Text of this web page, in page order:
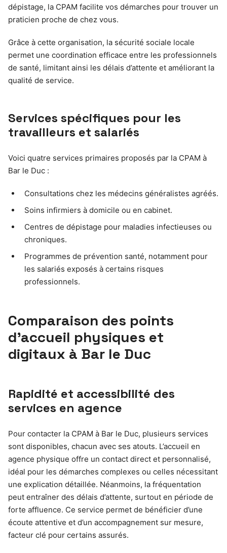
dépistage, la CPAM facilite vos démarches pour trouver un
praticien proche de chez vous.
Grâce à cette organisation, la sécurité sociale locale
permet une coordination efficace entre les professionnels
de santé, limitant ainsi les délais d’attente et améliorant la
qualité de service.
Services spécifiques pour les
travailleurs et salariés
Voici quatre services primaires proposés par la CPAM à
Bar le Duc :
Consultations chez les médecins généralistes agréés.
Soins infirmiers à domicile ou en cabinet.
Centres de dépistage pour maladies infectieuses ou
chroniques.
Programmes de prévention santé, notamment pour
les salariés exposés à certains risques
professionnels.
Comparaison des points
d’accueil physiques et
digitaux à Bar le Duc
Rapidité et accessibilité des
services en agence
Pour contacter la CPAM à Bar le Duc, plusieurs services
sont disponibles, chacun avec ses atouts. L’accueil en
agence physique offre un contact direct et personnalisé,
idéal pour les démarches complexes ou celles nécessitant
une explication détaillée. Néanmoins, la fréquentation
peut entraîner des délais d’attente, surtout en période de
forte affluence. Ce service permet de bénéficier d’une
écoute attentive et d’un accompagnement sur mesure,
facteur clé pour certains assurés.